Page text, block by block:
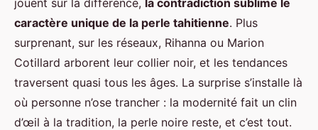
caractère unique de la perle tahitienne. Plus
surprenant, sur les réseaux, Rihanna ou Marion
Cotillard arborent leur collier noir, et les tendances
traversent quasi tous les âges. La surprise s’installe là
où personne n’ose trancher : la modernité fait un clin
d’œil à la tradition, la perle noire reste, et c’est tout.